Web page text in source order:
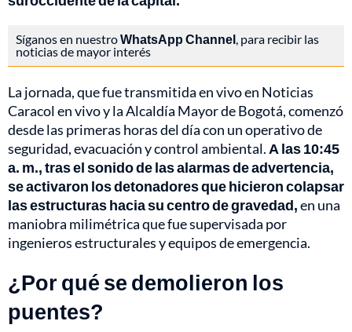
Síganos en nuestroWhatsApp Channel , para recibir las
noticias de mayor interés
La jornada, que fue transmitida en vivo en Noticias
Caracol en vivo y la Alcaldía Mayor de Bogotá, comenzó
desde las primeras horas del día con un operativo de
seguridad, evacuación y control ambiental. A las 10:45
a. m., tras el sonido de las alarmas de advertencia,
se activaron los detonadores que hicieron colapsar
las estructuras hacia su centro de gravedad,en una
maniobra milimétrica que fue supervisada por
ingenieros estructurales y equipos de emergencia.
¿Por qué se demolieron los
puentes?